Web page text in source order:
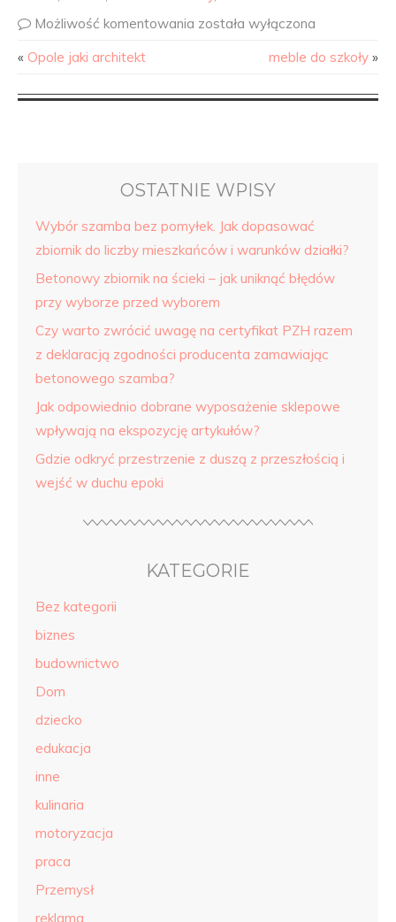
Możliwość komentowania została wyłączona
« Opole jaki architekt meble do szkoły »
OSTATNIE WPISY
Wybór szamba bez pomyłek. Jak dopasować
zbiornik do liczby mieszkańców i warunków działki?
Betonowy zbiornik na ścieki – jak uniknąć błędów
przy wyborze przed wyborem
Czy warto zwrócić uwagę na certyfikat PZH razem
z deklaracją zgodności producenta zamawiając
betonowego szamba?
Jak odpowiednio dobrane wyposażenie sklepowe
wpływają na ekspozycję artykułów?
Gdzie odkryć przestrzenie z duszą z przeszłością i
wejść w duchu epoki
KATEGORIE
Bez kategorii
biznes
budownictwo
Dom
dziecko
edukacja
inne
kulinaria
motoryzacja
praca
Przemysł
reklama